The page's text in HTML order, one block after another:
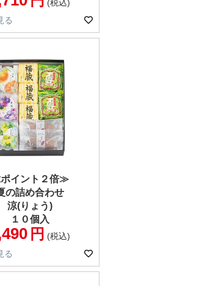
税込
る
イント２倍≫
の詰め合わせ
涼(りょう)
１０個入
税込
る